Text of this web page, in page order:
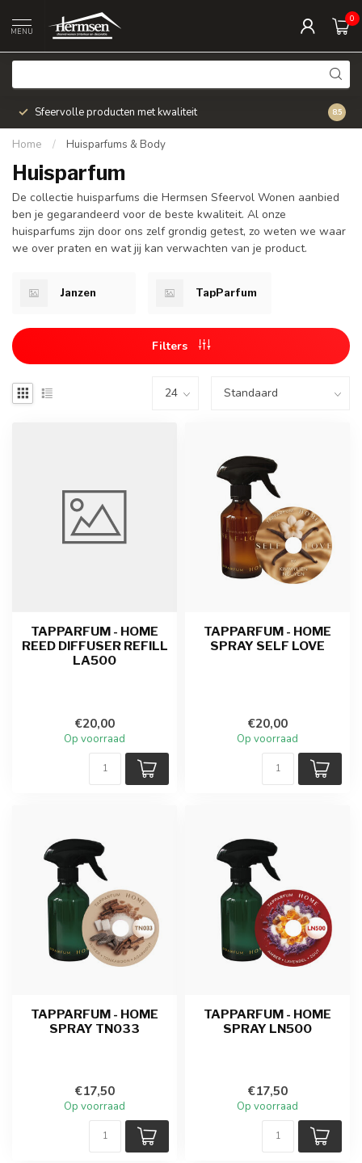
MENU
0
Sfeervolle producten met kwaliteit Snel
8.5
Home / Huisparfums & Body
Huisparfum
De collectie huisparfums die Hermsen Sfeervol Wonen aanbied
ben je gegarandeerd voor de beste kwaliteit. Al onze
huisparfums zijn door ons zelf grondig getest, zo weten we waar
we over praten en wat jij kan verwachten van je product.
Janzen TapParfum
Filters
TAPPARFUM - HOME
REED DIFFUSER REFILL
LA500
€20,00
Op voorraad
TAPPARFUM - HOME
SPRAY SELF LOVE
€20,00
Op voorraad
TAPPARFUM - HOME
SPRAY TN033
€17,50
Op voorraad
TAPPARFUM - HOME
SPRAY LN500
€17,50
Op voorraad